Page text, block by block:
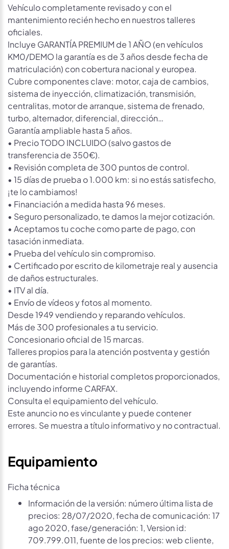
Vehículo completamente revisado y con el
mantenimiento recién hecho en nuestros talleres
oficiales.
Incluye GARANTÍA PREMIUM de 1 AÑO (en vehículos
KM0/DEMO la garantía es de 3 años desde fecha de
matriculación) con cobertura nacional y europea.
Cubre componentes clave: motor, caja de cambios,
sistema de inyección, climatización, transmisión,
centralitas, motor de arranque, sistema de frenado,
turbo, alternador, diferencial, dirección…
Garantía ampliable hasta 5 años.
• Precio TODO INCLUIDO (salvo gastos de
transferencia de 350€).
• Revisión completa de 300 puntos de control.
• 15 días de prueba o 1.000 km: si no estás satisfecho,
¡te lo cambiamos!
• Financiación a medida hasta 96 meses.
• Seguro personalizado, te damos la mejor cotización.
• Aceptamos tu coche como parte de pago, con
tasación inmediata.
• Prueba del vehículo sin compromiso.
• Certificado por escrito de kilometraje real y ausencia
de daños estructurales.
• ITV al día.
• Envío de vídeos y fotos al momento.
Desde 1949 vendiendo y reparando vehículos.
Más de 300 profesionales a tu servicio.
Concesionario oficial de 15 marcas.
Talleres propios para la atención postventa y gestión
de garantías.
Documentación e historial completos proporcionados,
incluyendo informe CARFAX.
Consulta el equipamiento del vehículo.
Este anuncio no es vinculante y puede contener
errores. Se muestra a título informativo y no contractual.
Equipamiento
Ficha técnica
Información de la versión: número última lista de
precios: 28/07/2020, fecha de comunicación: 17
ago 2020, fase/generación: 1, Version id:
709.799.011, fuente de los precios: web cliente,